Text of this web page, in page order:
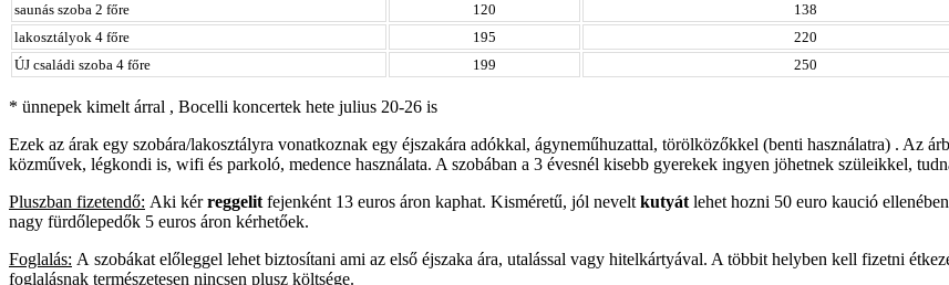
saunás szoba 2 főre
120 138
lakosztályok 4 főre
195 220
ÚJ családi szoba 4 főre
199 250
* ünnepek kimelt árral , Bocelli koncertek hete julius 20-26 is
Ezek az árak egy szobára/lakosztályra vonatkoznak egy éjszakára adókkal, ágyneműhuzattal, törölközőkkel (benti használatra) . Az
közművek, légkondi is, wifi és parkoló, medence használata. A szobában a 3 évesnél kisebb gyerekek ingyen jöhetnek szüleikkel,
Pluszban fizetendő: Aki kérreggelit fejenként 13 euros áron kaphat. Kisméretű, jól nevelt kutyát lehet hozni 50 euro kaució
nagy fürdőlepedők 5 euros áron kérhetőek.
Foglalás: A szobákat előleggel lehet biztosítani ami az első éjszaka ára, utalással vagy hitelkártyával. A többit helyben kell fizetni
foglalásnak természetesen nincsen plusz költsége.